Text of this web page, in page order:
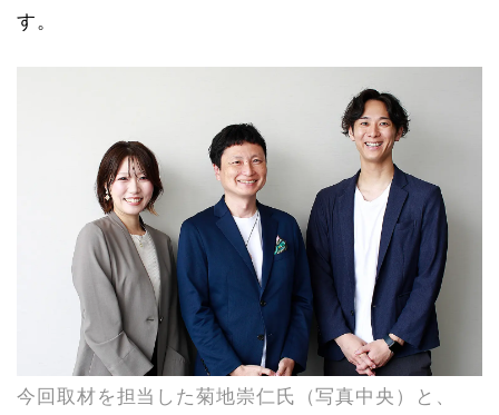
す。
今回取材を担当した菊地崇仁氏（写真中央）と、